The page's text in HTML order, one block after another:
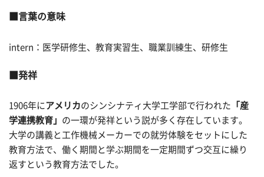
言葉の意味
intern：医学研修生、教育実習生、職業訓練生、研修生
発祥
1906年に アメリカのシンシナティ大学工学部で行われた 「産
学連携教育」 の一環が発祥という説が多く存在しています。
大学の講義と工作機械メーカーでの就労体験をセットにした
教育方法で、働く期間と学ぶ期間を一定期間ずつ交互に繰り
返すという教育方法でした。